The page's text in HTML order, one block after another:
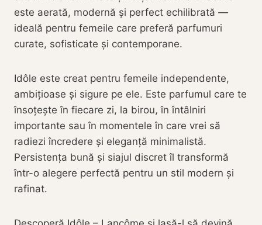
este aerată, modernă și perfect echilibrată —
ideală pentru femeile care preferă parfumuri
curate, sofisticate și contemporane.
Idôle este creat pentru femeile independente,
ambițioase și sigure pe ele. Este parfumul care te
însoțește în fiecare zi, la birou, în întâlniri
importante sau în momentele în care vrei să
radiezi încredere și eleganță minimalistă.
Persistența bună și siajul discret îl transformă
într-o alegere perfectă pentru un stil modern și
rafinat.